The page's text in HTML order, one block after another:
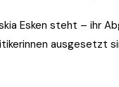
Esken steht – ihr
ausgesetzt